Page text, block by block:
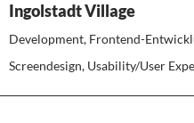
Ingolstadt Village
Development, Frontend-
Screendesign, Usability/User